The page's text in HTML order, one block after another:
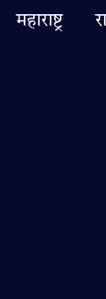
महाराष्ट्र